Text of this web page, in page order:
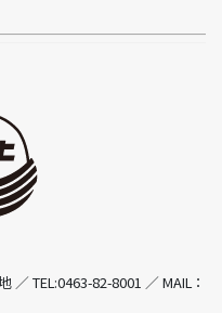
TEL:0463-82-8001 ／ MAIL：